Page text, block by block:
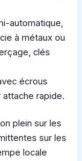
automatique,
à métaux ou
clés
écrous
rapide.
plein sur les
sur les
locale